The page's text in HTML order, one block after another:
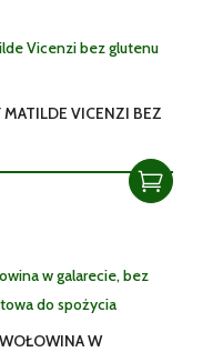
VICENZI BEZ
W